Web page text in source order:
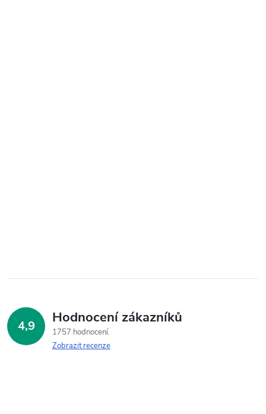
4,9 Hodnocení zákazníků
1757 hodnocení
Zobrazit recenze